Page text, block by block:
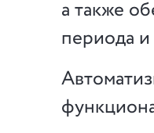
а также
периода и